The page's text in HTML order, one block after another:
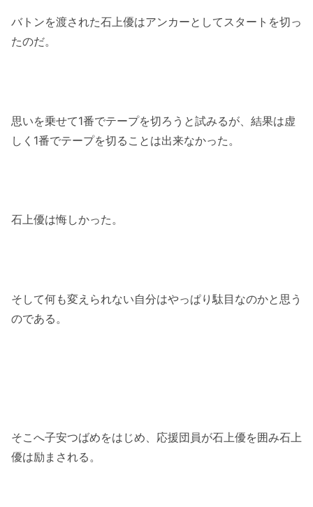
バトンを渡された石上優はアンカーとしてスタートを切っ
たのだ。
思いを乗せて1番でテープを切ろうと試みるが、結果は虚
しく1番でテープを切ることは出来なかった。
石上優は悔しかった。
そして何も変えられない自分はやっぱり駄目なのかと思う
のである。
そこへ子安つばめをはじめ、応援団員が石上優を囲み石上
優は励まされる。